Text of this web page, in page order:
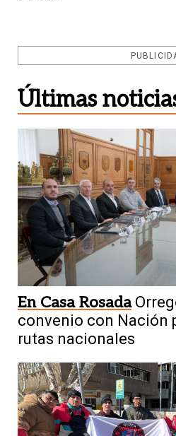
Últimas
En Casa Rosada
convenio con Nación
rutas nacionales